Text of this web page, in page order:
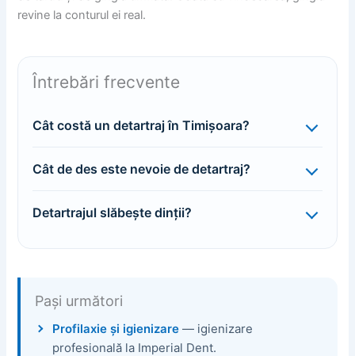
revine la conturul ei real.
Întrebări frecvente
Cât costă un detartraj în Timișoara?
Cât de des este nevoie de detartraj?
Detartrajul slăbește dinții?
Pași următori
Profilaxie și igienizare — igienizare
profesională la Imperial Dent.